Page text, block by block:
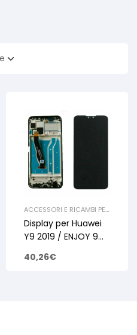
ACCESSORI E RICAMBI PER
SMARTPHONE E TABLET
RICAMBI HUAWEI,Y SERIE
Y9 2019
Display per Huawei
Y9 2019 / ENJOY 9
Touch Screen con
40,26€